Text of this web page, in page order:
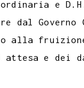
e
dal
attesa e